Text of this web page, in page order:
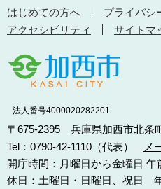
はじめての方へ
プライバシ
アクセシビリティ
サイトマ
法人番号4000020282201
〒675-2395 兵庫県加西市北条
Tel：0790-42-1110（代表）
メ
開庁時間：月曜日から金曜日
休日：土曜日・日曜日、祝日